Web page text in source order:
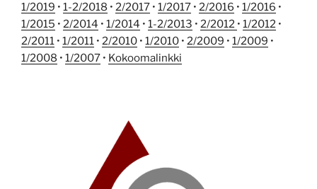
1/2019 • 1-2/2018 • 2/2017 • 1/2017 • 2/2016 • 1/2016 •
1/2015 • 2/2014 • 1/2014 • 1-2/2013 • 2/2012 • 1/2012 •
2/2011 • 1/2011 • 2/2010 • 1/2010 • 2/2009 • 1/2009 •
1/2008 • 1/2007 • Kokoomalinkki